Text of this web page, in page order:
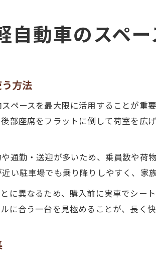
自動車のスペ
方法
ペースを最大限に活用することが重
部座席をフラットに倒して荷室を広
通勤・送迎が多いため、乗員数や荷
い駐車場でも乗り降りしやすく、家
に異なるため、購入前に実車でシー
に合う一台を見極めることが、長く快